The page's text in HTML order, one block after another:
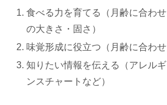
食べる力を育てる（月齢に合わ
の大きさ・固さ）
味覚形成に役立つ（月齢に合わせ
知りたい情報を伝える（アレル
ンスチャートなど）